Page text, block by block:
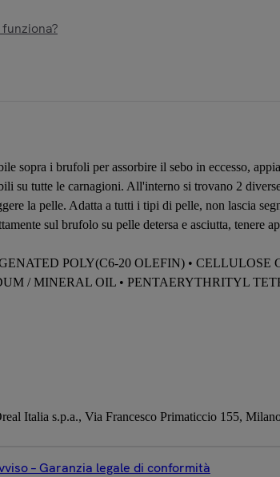
sopra i brufoli per assorbire il sebo in eccesso,
su tutte le carnagioni. All'interno si trovano 2
la pelle. Adatta a tutti i tipi di pelle, non lascia
sul brufolo su pelle detersa e asciutta, tenere
POLY(C6-20 OLEFIN) • CELLULOSE
/ MINERAL OIL • PENTAERYTHRITYL
Italia s.p.a., Via Francesco Primaticcio 155,
– Garanzia legale di conformità